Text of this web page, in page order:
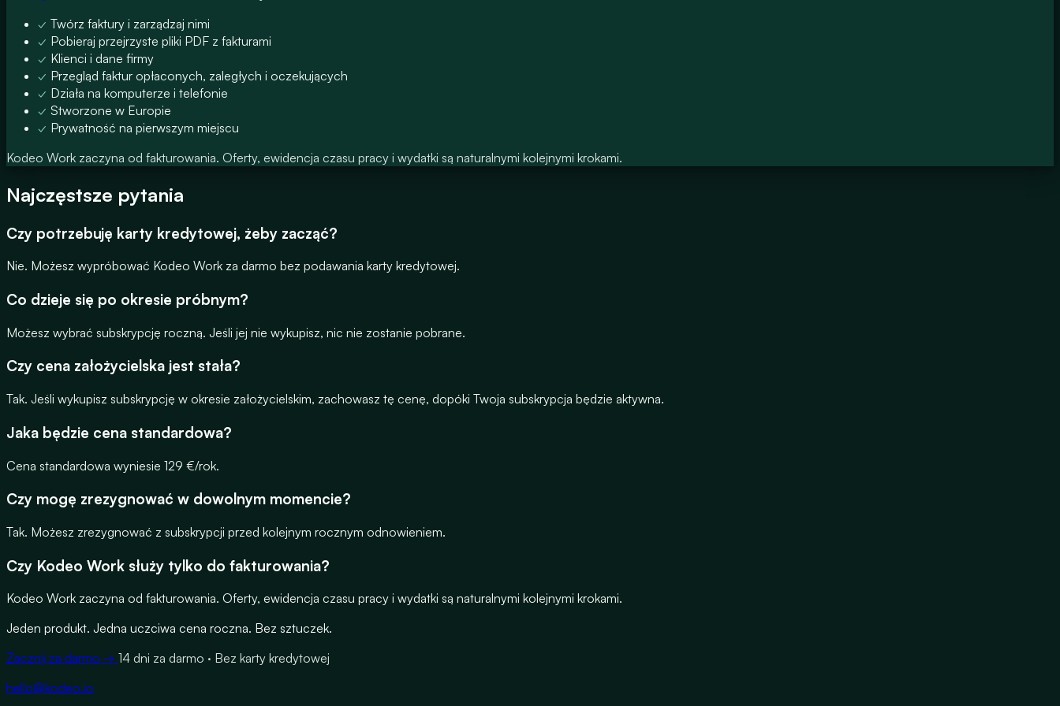
✓ Twórz faktury i zarządzaj nimi
✓ Pobieraj przejrzyste pliki PDF z fakturami
✓ Klienci i dane firmy
✓ Przegląd faktur opłaconych, zaległych i oczekujących
✓ Działa na komputerze i telefonie
✓ Stworzone w Europie
✓ Prywatność na pierwszym miejscu
Kodeo Work zaczyna od fakturowania. Oferty, ewidencja czasu pracy i wydatki są naturalnymi kolejnymi krokami.
Najczęstsze pytania
Czy potrzebuję karty kredytowej, żeby zacząć?
Nie. Możesz wypróbować Kodeo Work za darmo bez podawania karty kredytowej.
Co dzieje się po okresie próbnym?
Możesz wybrać subskrypcję roczną. Jeśli jej nie wykupisz, nic nie zostanie pobrane.
Czy cena założycielska jest stała?
Tak. Jeśli wykupisz subskrypcję w okresie założycielskim, zachowasz tę cenę, dopóki Twoja subskrypcja będzie aktywna.
Jaka będzie cena standardowa?
Cena standardowa wyniesie 129 €/rok.
Czy mogę zrezygnować w dowolnym momencie?
Tak. Możesz zrezygnować z subskrypcji przed kolejnym rocznym odnowieniem.
Czy Kodeo Work służy tylko do fakturowania?
Kodeo Work zaczyna od fakturowania. Oferty, ewidencja czasu pracy i wydatki są naturalnymi kolejnymi krokami.
Jeden produkt. Jedna uczciwa cena roczna. Bez sztuczek.
Zacznij za darmo → 14 dni za darmo · Bez karty kredytowej
hello@kodeo.io